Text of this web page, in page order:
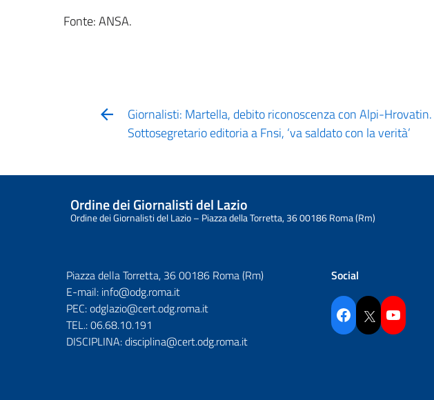
Fonte: ANSA.
Giornalisti: Martella, debito riconoscenza con Alpi-Hrovatin.
Sottosegretario editoria a Fnsi, ‘va saldato con la verità’
Ordine dei Giornalisti del Lazio
Ordine dei Giornalisti del Lazio – Piazza della Torretta, 36 00186 Roma (Rm)
Piazza della Torretta, 36 00186 Roma (Rm)
E-mail: info@odg.roma.it
PEC:odglazio@cert.odg.roma.it
TEL.:06.68.10.191
DISCIPLINA:disciplina@cert.odg.roma.it
Social
Facebook Twitter YouTube